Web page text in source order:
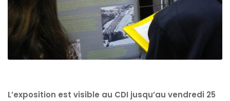
L’exposition est visible au CDI jusqu’au vendredi 25